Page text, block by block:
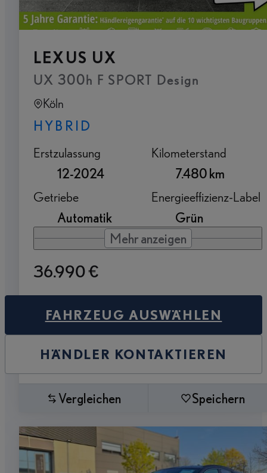
LEXUS UX
UX 300h F SPORT Design
Köln
HYBRID
Erstzulassung
12-2024
Kilometerstand
7.480 km
Getriebe
Automatik
Energieeffizienz-Label
Grün
Mehr anzeigen
36.990 €
FAHRZEUG AUSWÄHLEN
HÄNDLER KONTAKTIEREN
Vergleichen Speichern